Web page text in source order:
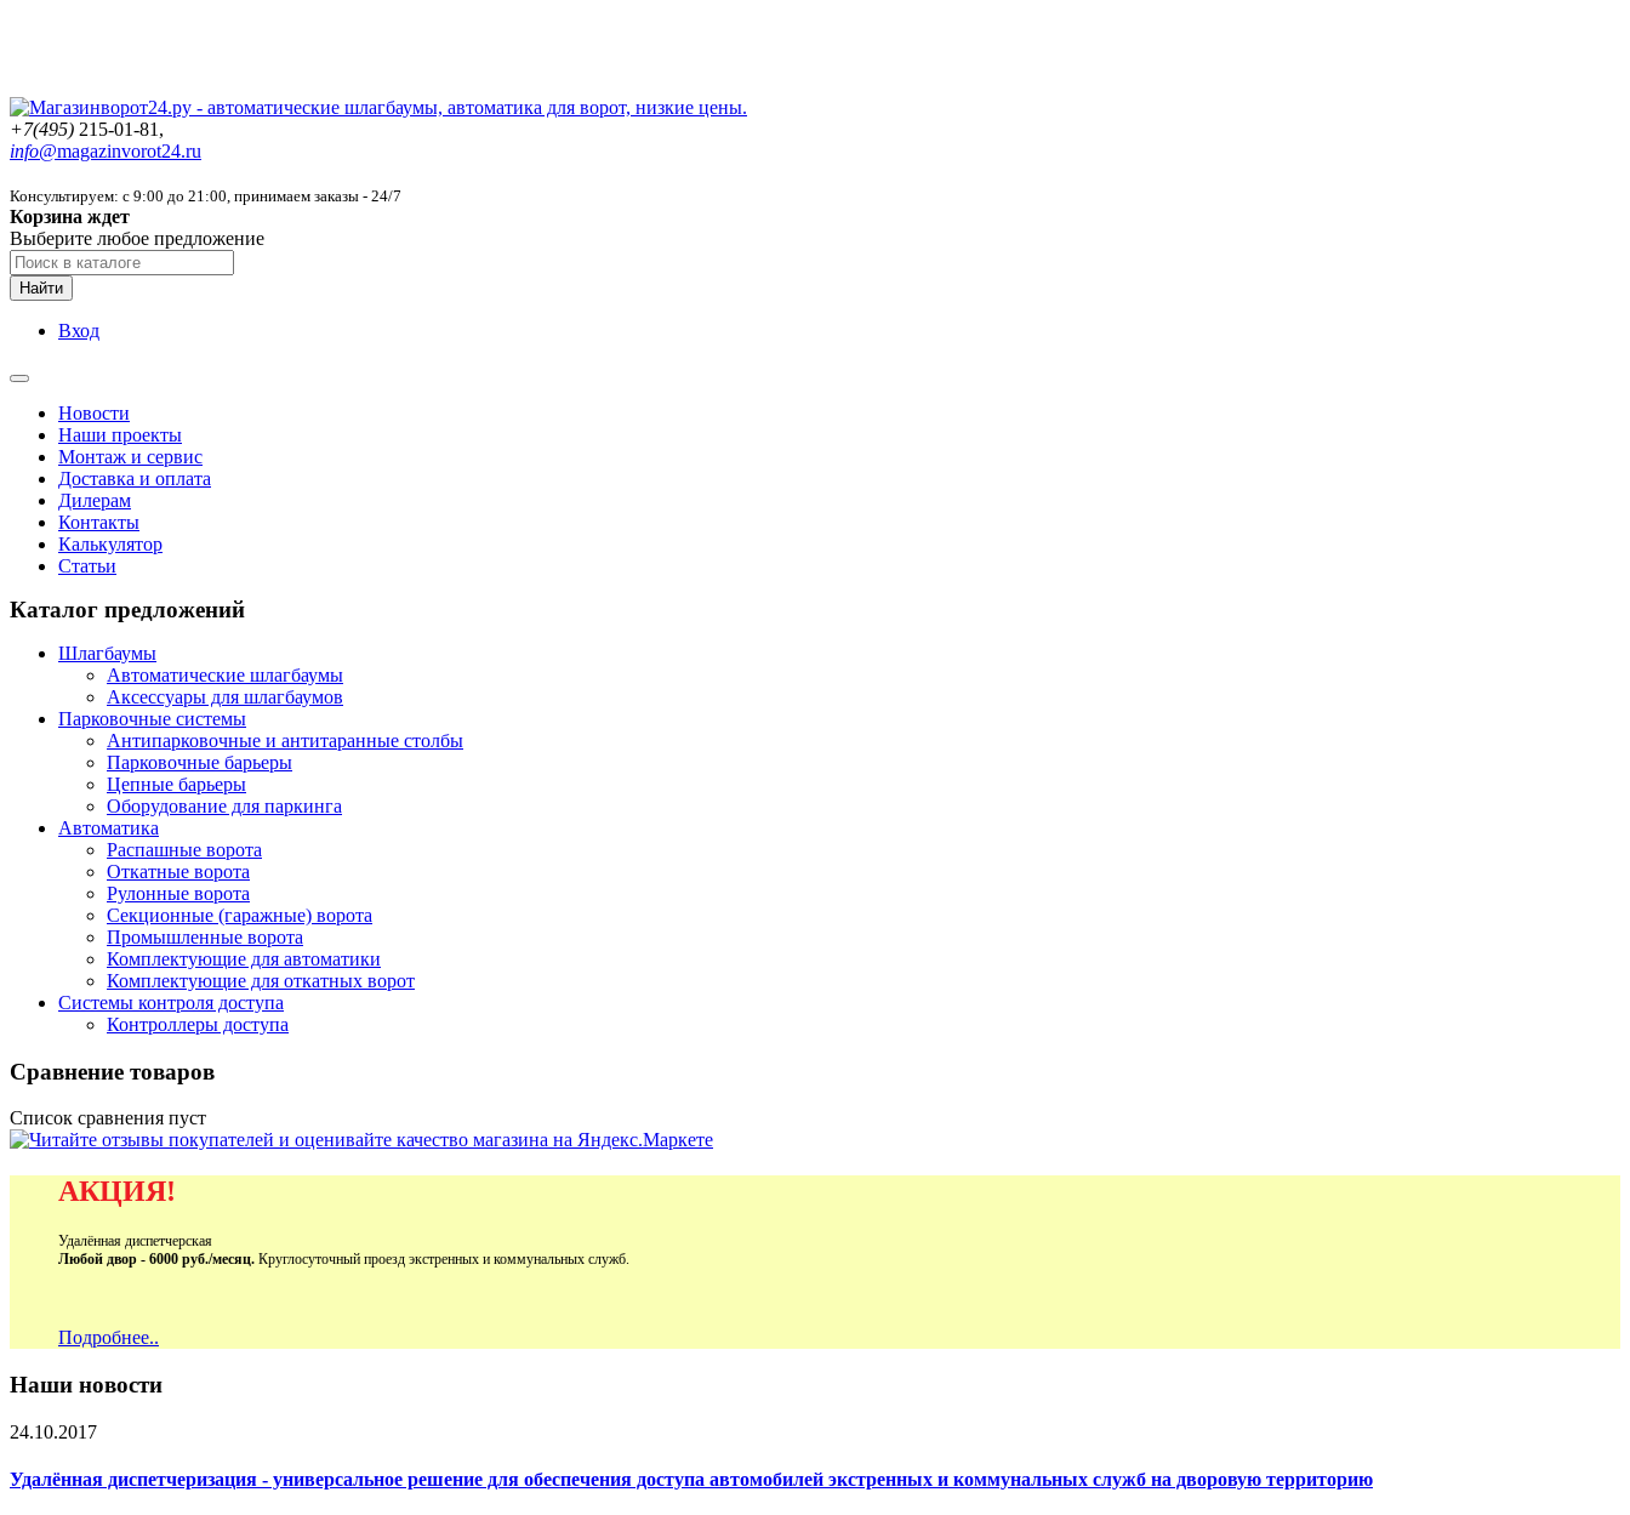
+7(495) 215-01-81,
info@magazinvorot24.ru
Консультируем: с 9:00 до 21:00, принимаем заказы - 24/7
Корзина ждет
Выберите любое предложение
Найти
Вход
Новости
Наши проекты
Монтаж и сервис
Доставка и оплата
Дилерам
Контакты
Калькулятор
Статьи
Каталог предложений
Шлагбаумы
Автоматические шлагбаумы
Аксессуары для шлагбаумов
Парковочные системы
Антипарковочные и антитаранные столбы
Парковочные барьеры
Цепные барьеры
Оборудование для паркинга
Автоматика
Распашные ворота
Откатные ворота
Рулонные ворота
Секционные (гаражные) ворота
Промышленные ворота
Комплектующие для автоматики
Комплектующие для откатных ворот
Системы контроля доступа
Контроллеры доступа
Сравнение товаров
Список сравнения пуст
АКЦИЯ!
Удалённая диспетчерская
Любой двор - 6000 руб./месяц. Круглосуточный проезд экстренных и коммунальных служб.
Подробнее..
Наши новости
24.10.2017
Удалённая диспетчеризация - универсальное решение для обеспечения доступа автомобилей экстренных и коммунальных служб на дворовую территорию